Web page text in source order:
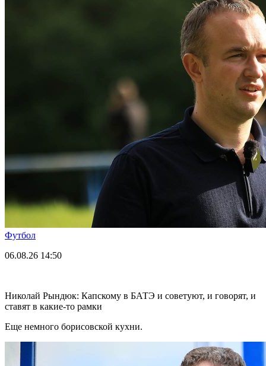
Футбол
06.08.26 14:50
Николай Рындюк: Капскому в БАТЭ и советуют, и говорят, и
ставят в какие-то рамки
Еще немного борисовской кухни.